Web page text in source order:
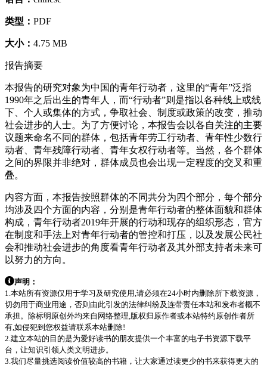
类型： PDF
大小： 4.75 MB
报告摘要
本报告的研究对象为中国的青年行动者，这里的“青年”泛指
1990年之后出生的青年人，而“行动者”则是指以各种线上或线
下、个人或集体的方式，争取社会、制度或政策的改变，推动
社会进步的人士。为了方便讨论，本报告会以各自关注的主要
议题来命名不同的群体，包括青年劳工行动者、青年性少数行
动者、青年残障行动者、青年女权行动者等。当然，各个群体
之间的界限并非绝对，群体成员也会出现一定程度的交叉和重
叠。
内容方面，本报告按照群体的不同共分为四个部分，每个部分
均涉及四个方面的内容，分别是青年行动者的整体面貌和群体
构成，青年行动者2019年开展的行动和现存的组织形态，官方
在制度和手法上对青年行动者的管控和打压，以及发展公民社
会和推动社会进步的角度看青年行动者及其外部支持者未来可
以努力的方向。
声明：
1.本站所有资源仅用于学习及研究使用,请必须在24小时内删除所下载资源，
切勿用于商业用途，否则由此引发的法律纠纷及连带责任本站和发布者概不
承担。除标明原创外均来自网络整理,版权归原作者或本站特约原创作者所
有,如侵犯到您权益请联系本站删除!
2.建立本站的目的是为爱好读书的朋友提供一个丰富的电子书资源下载平
台，让知识引领人类文明进步。
3.我们尽量挑选阅读价值较高的书籍，让大家通过读更少的书来获得更大的